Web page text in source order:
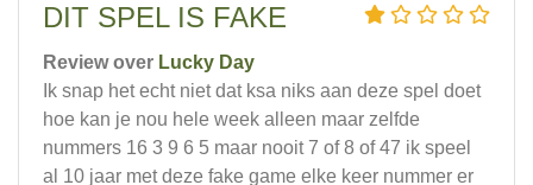
DIT SPEL IS FAKE
Review over Lucky Day
Ik snap het echt niet dat ksa niks aan deze spel doet
hoe kan je nou hele week alleen maar zelfde
nummers 16 3 9 6 5 maar nooit 7 of 8 of 47 ik speel
al 10 jaar met deze fake game elke keer nummer er